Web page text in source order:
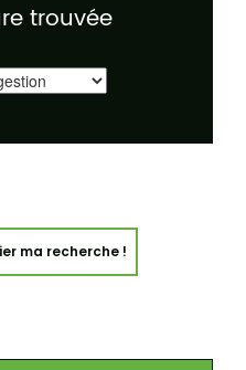
trouvée
ma recherche !